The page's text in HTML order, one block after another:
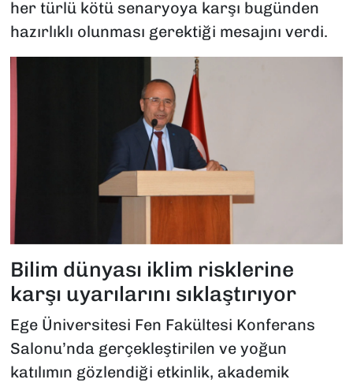
her türlü kötü senaryoya karşı bugünden
hazırlıklı olunması gerektiği mesajını verdi.
Bilim dünyası iklim risklerine
karşı uyarılarını sıklaştırıyor
Ege Üniversitesi Fen Fakültesi Konferans
Salonu’nda gerçekleştirilen ve yoğun
katılımın gözlendiği etkinlik, akademik